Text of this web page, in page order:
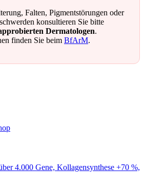
Falten, Pigmentstörungen oder
konsultieren Sie bitte
Dermatologen.
finden Sie beim BfArM.
4.000 Gene, Kollagensynthese +70 %,